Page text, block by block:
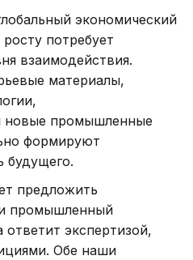
экономический
потребует
взаимодействия.
материалы,
новые промышленные
формируют
будущего.
предложить
промышленный
экспертизой,
Обе наши